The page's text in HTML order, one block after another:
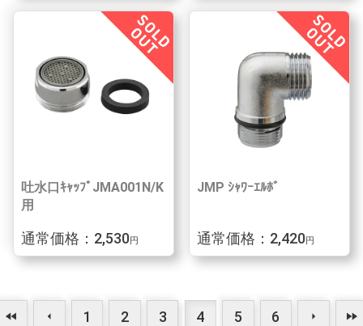
吐水口ｷｬｯﾌﾟJMA001N/K
用
通常価格：2,530円
JMP ｼｬﾜｰｴﾙﾎﾞ
通常価格：2,420円
fast_rewind arrow_left 1 2 3 4 5 6 arrow_right fast_forward